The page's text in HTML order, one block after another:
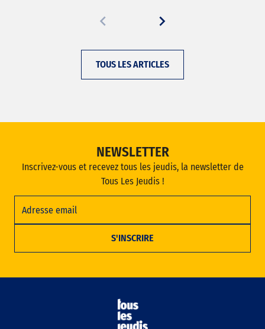
TOUS LES ARTICLES
NEWSLETTER
Inscrivez-vous et recevez tous les jeudis, la newsletter de
Tous Les Jeudis !